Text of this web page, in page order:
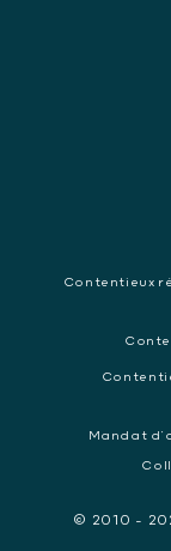
Contentieux
Mandat
© 2010 -